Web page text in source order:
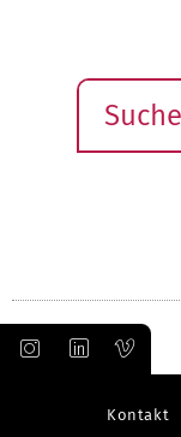
Suche
Kontakt